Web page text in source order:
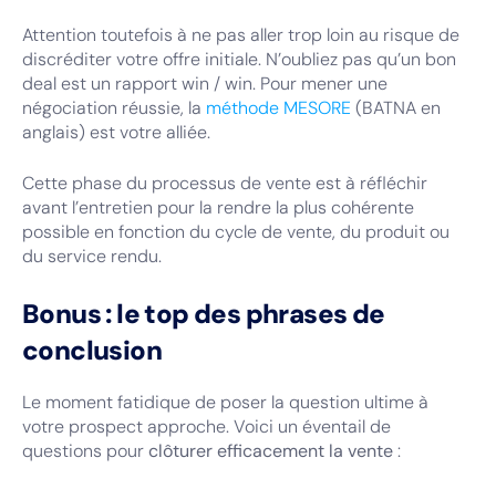
Attention toutefois à ne pas aller trop loin au risque de
discréditer votre offre initiale. N’oubliez pas qu’un bon
deal est un rapport win / win. Pour mener une
négociation réussie, la méthode MESORE (BATNA en
anglais) est votre alliée.
Cette phase du processus de vente est à réfléchir
avant l’entretien pour la rendre la plus cohérente
possible en fonction du cycle de vente, du produit ou
du service rendu.
Bonus : le top des phrases de
conclusion
Le moment fatidique de poser la question ultime à
votre prospect approche. Voici un éventail de
questions pourclôturer efficacement la vente: